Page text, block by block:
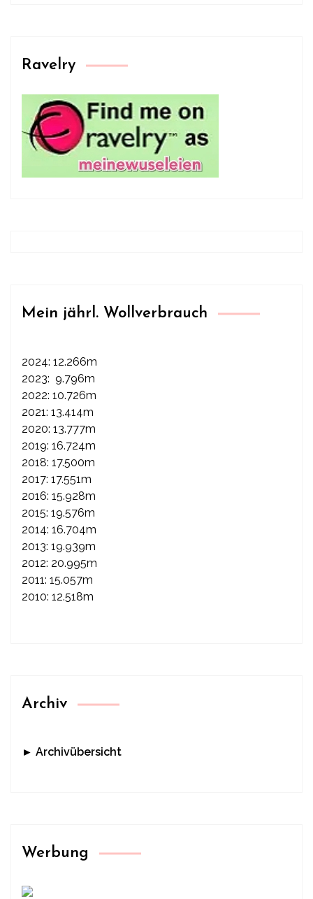
Ravelry
Mein jährl. Wollverbrauch
2024: 12.266m
2023: 9.796m
2022: 10.726m
2021: 13.414m
2020: 13.777m
2019: 16.724m
2018: 17.500m
2017: 17.551m
2016: 15.928m
2015: 19.576m
2014: 16.704m
2013: 19.939m
2012: 20.995m
2011: 15.057m
2010: 12.518m
Archiv
► Archivübersicht
Werbung